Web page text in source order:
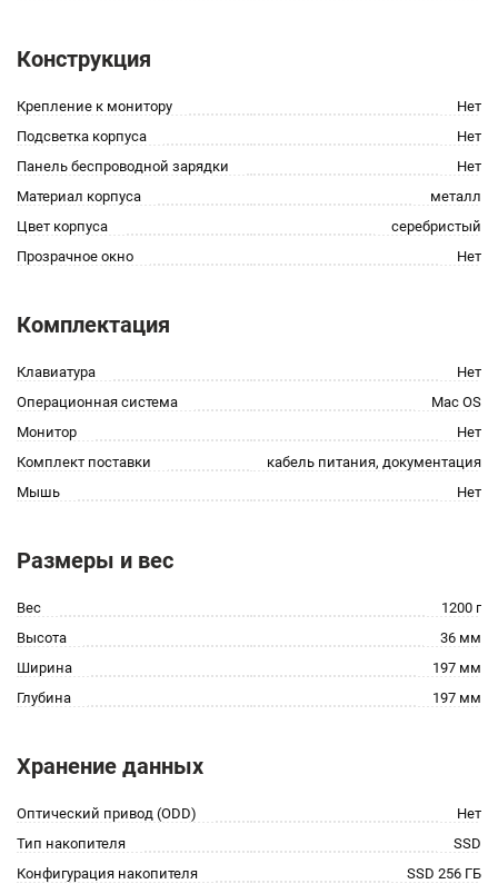
Конструкция
Крепление к монитору
Нет
Подсветка корпуса
Нет
Панель беспроводной зарядки
Нет
Материал корпуса
металл
Цвет корпуса
серебристый
Прозрачное окно
Нет
Комплектация
Клавиатура
Нет
Операционная система
Mac OS
Монитор
Нет
Комплект поставки
кабель питания, документация
Мышь
Нет
Размеры и вес
Вес
1200 г
Высота
36 мм
Ширина
197 мм
Глубина
197 мм
Хранение данных
Оптический привод (ODD)
Нет
Тип накопителя
SSD
Конфигурация накопителя
SSD 256 ГБ